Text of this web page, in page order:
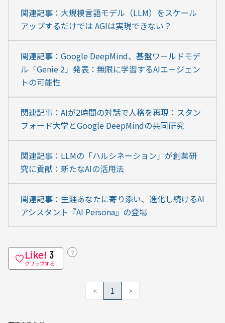
関連記事：大規模言語モデル（LLM）をスケール
アップするだけでは AGIは実現できない？
関連記事：Google DeepMind、基盤ワールドモデ
ル「Genie 2」発表：無限に学習するAIエージェン
トの可能性
関連記事：AIが2時間の対話で人格を再現：スタン
フォード大学とGoogle DeepMindの共同研究
関連記事：LLMの「ハルシネーション」が創薬研
究に貢献：新たなAIの活用法
関連記事：生涯あなたに寄り添い、進化し続けるAI
アシスタント『AI Persona』の登場
Like! 3
クリップする
？
< 1 >